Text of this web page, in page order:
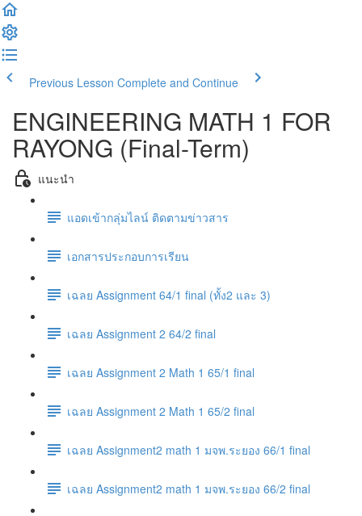
Previous Lesson Complete and Continue
ENGINEERING MATH 1 FOR
RAYONG (Final-Term)
แนะนำ
แอดเข้ากลุ่มไลน์ ติดตามข่าวสาร
เอกสารประกอบการเรียน
เฉลย Assignment 64/1 final (ทั้ง2 และ 3)
เฉลย Assignment 2 64/2 final
เฉลย Assignment 2 Math 1 65/1 final
เฉลย Assignment 2 Math 1 65/2 final
เฉลย Assignment2 math 1 มจพ.ระยอง 66/1 final
เฉลย Assignment2 math 1 มจพ.ระยอง 66/2 final